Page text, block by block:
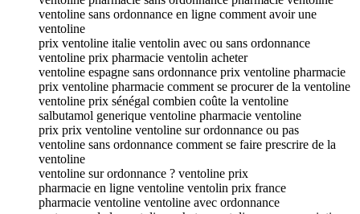
ventoline sans ordonnance en ligne comment avoir une
ventoline
prix ventoline italie ventolin avec ou sans ordonnance
ventoline prix pharmacie ventolin acheter
ventoline espagne sans ordonnance prix ventoline pharmacie
prix ventoline pharmacie comment se procurer de la ventoline
ventoline prix sénégal combien coûte la ventoline
salbutamol generique ventoline pharmacie ventoline
prix prix ventoline ventoline sur ordonnance ou pas
ventoline sans ordonnance comment se faire prescrire de la
ventoline
ventoline sur ordonnance ? ventoline prix
pharmacie en ligne ventoline ventolin prix france
pharmacie ventoline ventoline avec ordonnance